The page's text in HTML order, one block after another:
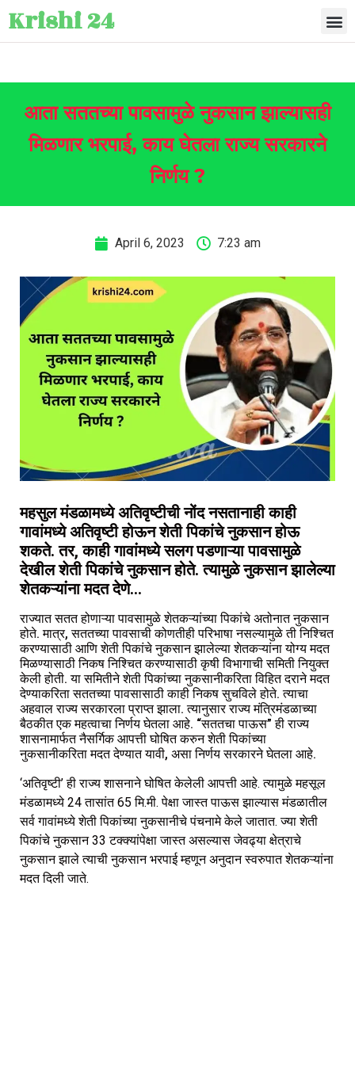
Krishi 24
आता सततच्या पावसामुळे नुकसान झाल्यासही
मिळणार भरपाई, काय घेतला राज्य सरकारने
निर्णय ?
April 6, 2023 7:23 am
महसुल मंडळामध्ये अतिवृष्टीची नोंद नसतानाही काही
गावांमध्ये अतिवृष्टी होऊन शेती पिकांचे नुकसान होऊ
शकते. तर, काही गावांमध्ये सलग पडणाऱ्या पावसामुळे
देखील शेती पिकांचे नुकसान होते. त्यामुळे नुकसान झालेल्या
शेतकऱ्यांना मदत देणे…
राज्यात सतत होणाऱ्या पावसामुळे शेतकऱ्यांच्या पिकांचे अतोनात नुकसान
होते. मात्र, सततच्या पावसाची कोणतीही परिभाषा नसल्यामुळे ती निश्चित
करण्यासाठी आणि शेती पिकांचे नुकसान झालेल्या शेतकऱ्यांना योग्य मदत
मिळण्यासाठी निकष निश्चित करण्यासाठी कृषी विभागाची समिती नियुक्त
केली होती. या समितीने शेती पिकांच्या नुकसानीकरिता विहित दराने मदत
देण्याकरिता सततच्या पावसासाठी काही निकष सुचविले होते. त्याचा
अहवाल राज्य सरकारला प्राप्त झाला. त्यानुसार राज्य मंत्रिमंडळाच्या
बैठकीत एक महत्वाचा निर्णय घेतला आहे. “सततचा पाऊस” ही राज्य
शासनामार्फत नैसर्गिक आपत्ती घोषित करुन शेती पिकांच्या
नुकसानीकरिता मदत देण्यात यावी, असा निर्णय सरकारने घेतला आहे.
‘अतिवृष्टी’ ही राज्य शासनाने घोषित केलेली आपत्ती आहे. त्यामुळे महसूल
मंडळामध्ये 24 तासांत 65 मि.मी. पेक्षा जास्त पाऊस झाल्यास मंडळातील
सर्व गावांमध्ये शेती पिकांच्या नुकसानीचे पंचनामे केले जातात. ज्या शेती
पिकांचे नुकसान 33 टक्क्यांपेक्षा जास्त असल्यास जेवढ्या क्षेत्राचे
नुकसान झाले त्याची नुकसान भरपाई म्हणून अनुदान स्वरुपात शेतकऱ्यांना
मदत दिली जाते.